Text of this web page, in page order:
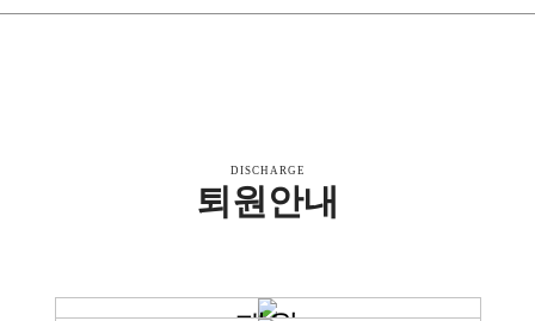
DISCHARGE
퇴원안내
STEP 2